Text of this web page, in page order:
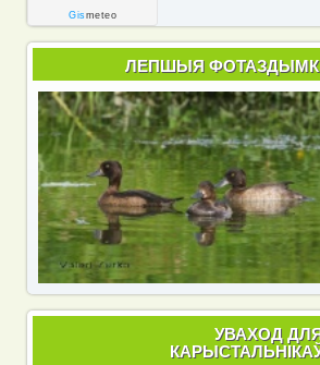
Gismeteo
ЛЕПШЫЯ
УВАХОД